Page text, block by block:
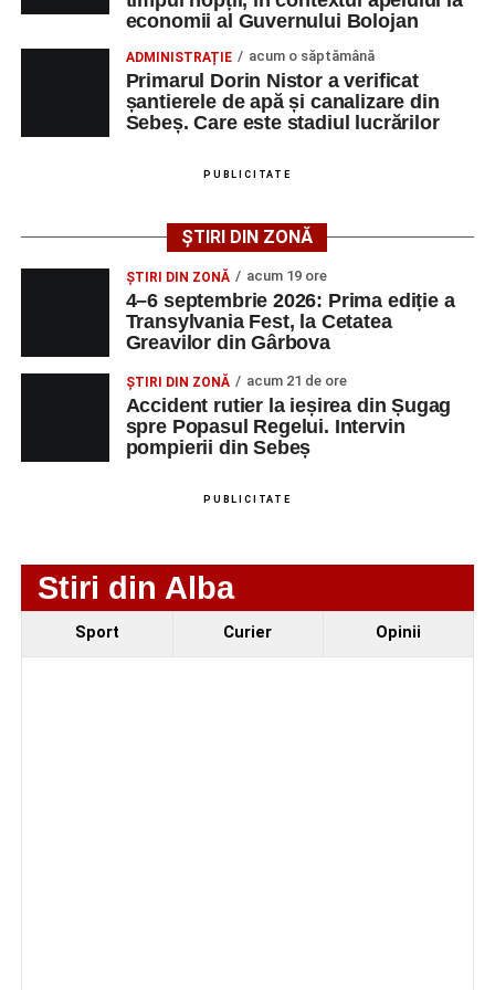
Urmărește-ne pe Google News
Ultimele știri din Sebeș
Femeie de 66 de ani, transportată în stare gravă la
strada Dorobanți din Sebeș
Accident pe strada Dorobanți din Sebeș: fermeie
de 66 de ani rănită grav, după ce a fost lovită de o
motocicletă
4–6 septembrie 2026: Prima ediție a Transylvania
Fest, la Cetatea Greavilor din Gârbova
economii al Guvernului Bolojan
ADMINISTRAȚIE acum o săptămână
Primarul Dorin Nistor a verificat
șantierele de apă și canalizare din
Sebeș. Care este stadiul lucrărilor
PUBLICITATE
ȘTIRI DIN ZONĂ
ȘTIRI DIN ZONĂ acum 19 ore
4–6 septembrie 2026: Prima ediție a
Transylvania Fest, la Cetatea
Greavilor din Gârbova
ȘTIRI DIN ZONĂ acum 21 de ore
Accident rutier la ieșirea din Șugag
spre Popasul Regelui. Intervin
pompierii din Sebeș
PUBLICITATE
Stiri din Alba
Sport Curier Opinii